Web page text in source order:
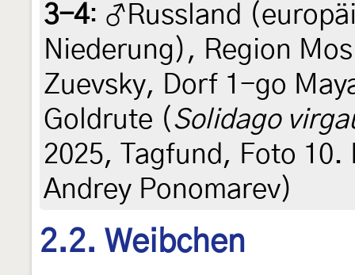
3-4: ♂Russland
Niederung), Region
Zuevsky, Dorf 1-go
Goldrute ( Solidago
2025, Tagfund, Foto
Andrey Ponomarev)
2.2. Weibchen